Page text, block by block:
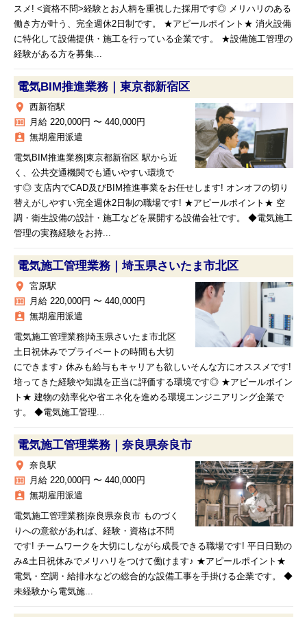
スメ! <資格不問>経験とお人柄を重視した採用です◎ メリハリのある
働き方が叶う、完全週休2日制です。 ★アピールポイント★ 消火設備
に特化して設備提供・施工を行っている企業です。 ★設備施工管理の
経験がある方を募集...
電気BIM推進業務｜東京都新宿区
place 西新宿駅
money 月給 220,000円 〜 440,000円
assignment_ind 無期雇用派遣
電気BIM推進業務|東京都新宿区 駅から近
く、公共交通機関でも通いやすい環境で
す◎ 支店内でCAD及びBIM推進事業をお任せします! オンオフの切り
替えがしやすい完全週休2日制の職場です! ★アピールポイント★ 空
調・衛生設備の設計・施工などを展開する設備会社です。 ◆電気施工
管理の実務経験をお持...
電気施工管理業務｜埼玉県さいたま市北区
place 宮原駅
money 月給 220,000円 〜 440,000円
assignment_ind 無期雇用派遣
電気施工管理業務|埼玉県さいたま市北区
土日祝休みでプライベートの時間も大切
にできます♪ 休みも給与もキャリアも欲しいそんな方にオススメです!
培ってきた経験や知識を正当に評価する環境です◎ ★アピールポイン
ト★ 建物の効率化や省エネ化を進める環境エンジニアリング企業で
す。 ◆電気施工管理...
電気施工管理業務｜奈良県奈良市
place 奈良駅
money 月給 220,000円 〜 440,000円
assignment_ind 無期雇用派遣
電気施工管理業務|奈良県奈良市 ものづく
りへの意欲があれば、経験・資格は不問
です! チームワークを大切にしながら成長できる職場です! 平日日勤の
み&土日祝休みでメリハリをつけて働けます♪ ★アピールポイント★
電気・空調・給排水などの総合的な設備工事を手掛ける企業です。 ◆
未経験から電気施...